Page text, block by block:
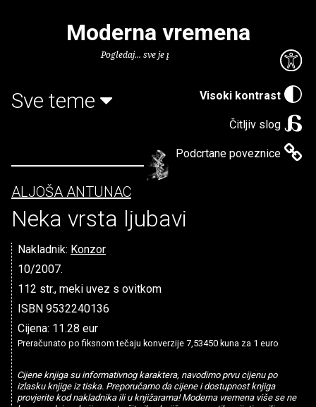
Visoki kontrast
Čitljiv slog
Podcrtane poveznice
Moderna vremena
Pogledaj... sve je puno knjiga.
Sve teme
ALJOŠA ANTUNAC
Neka vrsta ljubavi
Nakladnik: Konzor
10/2007.
112 str., meki uvez s ovitkom
ISBN 9532240136
Cijena: 11.28 eur
Preračunato po fiksnom tečaju konverzije 7,53450 kuna za 1 euro
Cijene knjiga su informativnog karaktera, navodimo prvu cijenu po
izlasku knjige iz tiska. Preporučamo da cijene i dostupnost knjiga
provjerite kod nakladnika ili u knjižarama! Moderna vremena više se ne